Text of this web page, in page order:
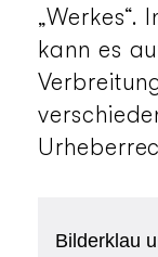
„Werkes“.
kann es
Bilderklau